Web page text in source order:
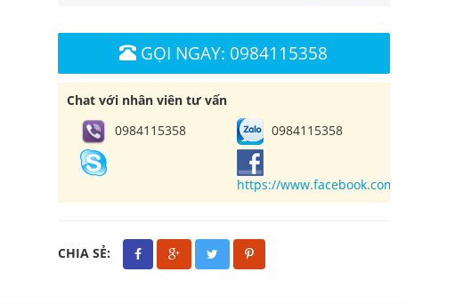
GỌI NGAY: 0984115358
Chat với nhân viên tư vấn
0984115358
0984115358
https://www.facebook.com/
CHIA SẺ: